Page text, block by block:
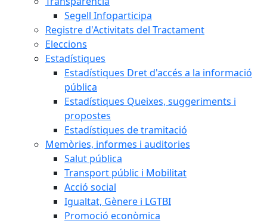
Segell Infoparticipa
Registre d'Activitats del Tractament
Eleccions
Estadístiques
Estadístiques Dret d'accés a la informació
pública
Estadístiques Queixes, suggeriments i
propostes
Estadístiques de tramitació
Memòries, informes i auditories
Salut pública
Transport públic i Mobilitat
Acció social
Igualtat, Gènere i LGTBI
Promoció econòmica